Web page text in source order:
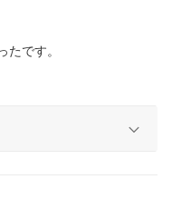
です。